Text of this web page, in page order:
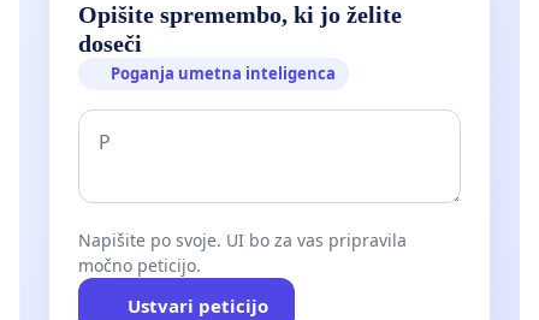
Opišite spremembo, ki jo želite
doseči
Poganja umetna inteligenca
Napišite po svoje. UI bo za vas pripravila
močno peticijo.
Ustvari peticijo